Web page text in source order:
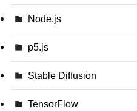
Node.js
p5.js
Stable Diffusion
TensorFlow